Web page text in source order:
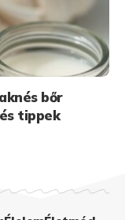
bőr
tippek